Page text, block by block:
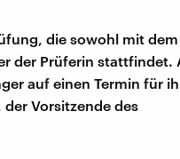
die sowohl mit dem
der Prüferin stattfindet.
auf einen Termin für
Vorsitzende des